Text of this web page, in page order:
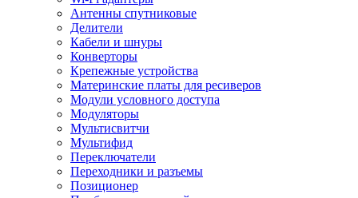
Антенны спутниковые
Делители
Кабели и шнуры
Конверторы
Крепежные устройства
Материнские платы для ресиверов
Модули условного доступа
Модуляторы
Мультисвитчи
Мультифид
Переключатели
Переходники и разъемы
Позиционер